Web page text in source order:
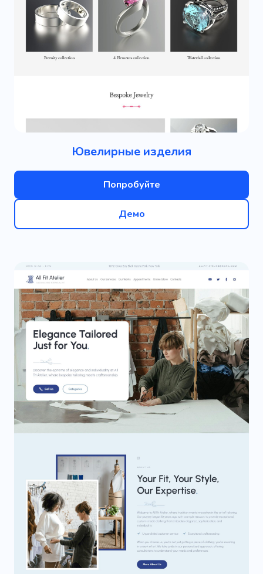
Ювелирные изделия
Попробуйте
Демо